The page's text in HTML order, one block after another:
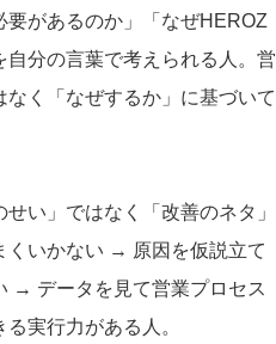
要があるのか」「なぜHEROZ
分の言葉で考えられる人。営
く「なぜするか」に基づいて
い」ではなく「改善のネタ」
くいかない → 原因を仮説立て
→ データを見て営業プロセス
実行力がある人。